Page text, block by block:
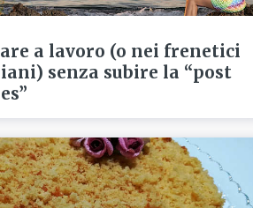
a lavoro (o nei frenetici
senza subire la “post